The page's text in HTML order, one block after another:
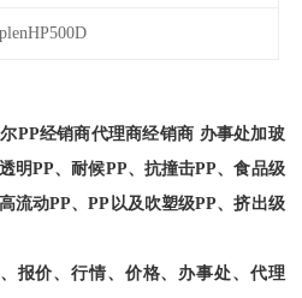
PP经销商代理商经销商 办事处加玻
明PP、耐候PP、抗撞击PP、食品级
流动PP、PP以及吹塑级PP、挤出级
报价、行情、价格、办事处、代理